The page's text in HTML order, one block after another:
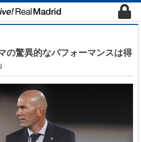
の驚異的なパフォーマンスは得